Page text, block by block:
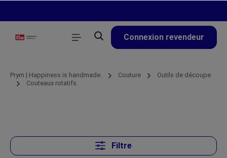
Connexion revendeur
Prym | Happiness is handmade. Couture
Outils de découpe
Couteaux rotatifs
Filtre